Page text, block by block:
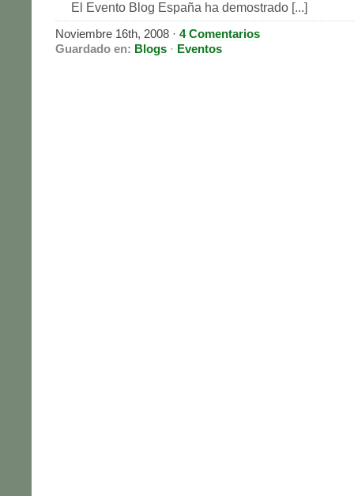
El Evento Blog España ha demostrado [...]
Noviembre 16th, 2008 · 4 Comentarios
Guardado en: Blogs · Eventos